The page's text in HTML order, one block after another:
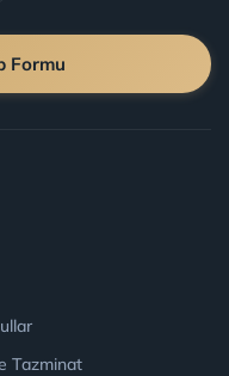
Formu
Tazminat